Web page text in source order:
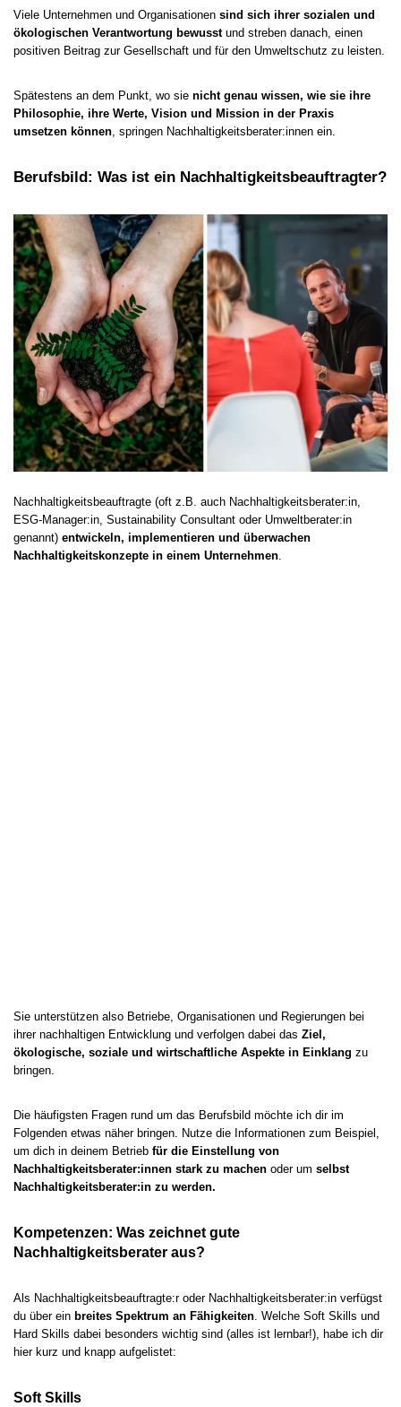
Viele Unternehmen und Organisationen sind sich ihrer sozialen und
ökologischen Verantwortung bewusstund streben danach, einen
positiven Beitrag zur Gesellschaft und für den Umweltschutz zu leisten.
Spätestens an dem Punkt, wo sie nicht genau wissen, wie sie ihre
Philosophie, ihre Werte, Vision und Mission in der Praxis
umsetzen können , springen Nachhaltigkeitsberater:innen ein.
Berufsbild: Was ist ein Nachhaltigkeitsbeauftragter?
Nachhaltigkeitsbeauftragte (oft z.B. auch Nachhaltigkeitsberater:in,
ESG-Manager:in, Sustainability Consultant oder Umweltberater:in
genannt) entwickeln, implementieren und überwachen
Nachhaltigkeitskonzepte in einem Unternehmen.
Sie unterstützen also Betriebe, Organisationen und Regierungen bei
ihrer nachhaltigen Entwicklung und verfolgen dabei das Ziel,
ökologische, soziale und wirtschaftliche Aspekte in Einklang zu
bringen.
Die häufigsten Fragen rund um das Berufsbild möchte ich dir im
Folgenden etwas näher bringen. Nutze die Informationen zum Beispiel,
um dich in deinem Betrieb für die Einstellung von
Nachhaltigkeitsberater:innen stark zu machen oder um selbst
Nachhaltigkeitsberater:in zu werden.
Kompetenzen: Was zeichnet gute
Nachhaltigkeitsberater aus?
Als Nachhaltigkeitsbeauftragte:r oder Nachhaltigkeitsberater:in verfügst
du über ein breites Spektrum an Fähigkeiten. Welche Soft Skills und
Hard Skills dabei besonders wichtig sind (alles ist lernbar!), habe ich dir
hier kurz und knapp aufgelistet:
Soft Skills